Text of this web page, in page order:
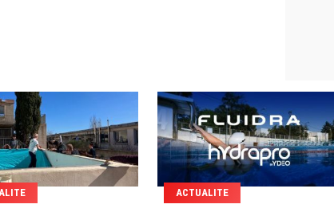
ACTUALITE